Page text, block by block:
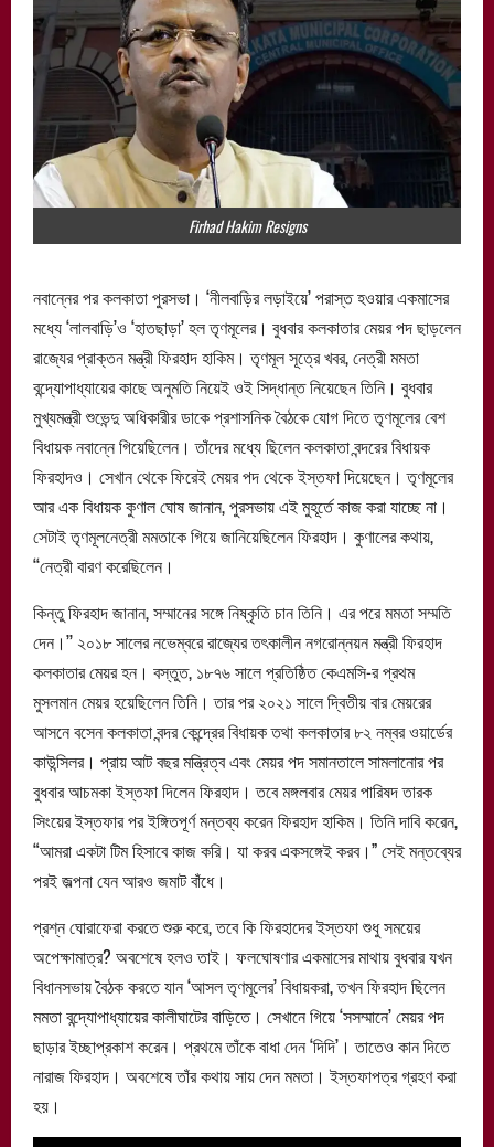
Firhad Hakim Resigns
নবান্নের পর কলকাতা পুরসভা। ‘নীলবাড়ির লড়াইয়ে’ পরাস্ত হওয়ার একমাসের
মধ্যে ‘লালবাড়ি’ও ‘হাতছাড়া’ হল তৃণমূলের। বুধবার কলকাতার মেয়র পদ ছাড়লেন
রাজ্যের প্রাক্তন মন্ত্রী ফিরহাদ হাকিম। তৃণমূল সূত্রে খবর, নেত্রী মমতা
বন্দ্যোপাধ্যায়ের কাছে অনুমতি নিয়েই ওই সিদ্ধান্ত নিয়েছেন তিনি। বুধবার
মুখ্যমন্ত্রী শুভেন্দু অধিকারীর ডাকে প্রশাসনিক বৈঠকে যোগ দিতে তৃণমূলের বেশ
বিধায়ক নবান্নে গিয়েছিলেন। তাঁদের মধ্যে ছিলেন কলকাতা বন্দরের বিধায়ক
ফিরহাদও। সেখান থেকে ফিরেই মেয়র পদ থেকে ইস্তফা দিয়েছেন। তৃণমূলের
আর এক বিধায়ক কুণাল ঘোষ জানান, পুরসভায় এই মুহূর্তে কাজ করা যাচ্ছে না।
সেটাই তৃণমূলনেত্রী মমতাকে গিয়ে জানিয়েছিলেন ফিরহাদ। কুণালের কথায়,
‘‘নেত্রী বারণ করেছিলেন।
কিন্তু ফিরহাদ জানান, সম্মানের সঙ্গে নিষ্কৃতি চান তিনি। এর পরে মমতা সম্মতি
দেন।’’ ২০১৮ সালের নভেম্বরে রাজ্যের তৎকালীন নগরোন্নয়ন মন্ত্রী ফিরহাদ
কলকাতার মেয়র হন। বস্তুত, ১৮৭৬ সালে প্রতিষ্ঠিত কেএমসি-র প্রথম
মুসলমান মেয়র হয়েছিলেন তিনি। তার পর ২০২১ সালে দ্বিতীয় বার মেয়রের
আসনে বসেন কলকাতা বন্দর কেন্দ্রের বিধায়ক তথা কলকাতার ৮২ নম্বর ওয়ার্ডের
কাউন্সিলর। প্রায় আট বছর মন্ত্রিত্ব এবং মেয়র পদ সমানতালে সামলানোর পর
বুধবার আচমকা ইস্তফা দিলেন ফিরহাদ। তবে মঙ্গলবার মেয়র পারিষদ তারক
সিংয়ের ইস্তফার পর ইঙ্গিতপূর্ণ মন্তব্য করেন ফিরহাদ হাকিম। তিনি দাবি করেন,
“আমরা একটা টিম হিসাবে কাজ করি। যা করব একসঙ্গেই করব।” সেই মন্তব্যের
পরই জল্পনা যেন আরও জমাট বাঁধে।
প্রশ্ন ঘোরাফেরা করতে শুরু করে, তবে কি ফিরহাদের ইস্তফা শুধু সময়ের
অপেক্ষামাত্র? অবশেষে হলও তাই। ফলঘোষণার একমাসের মাথায় বুধবার যখন
বিধানসভায় বৈঠক করতে যান ‘আসল তৃণমূলের’ বিধায়করা, তখন ফিরহাদ ছিলেন
মমতা বন্দ্যোপাধ্যায়ের কালীঘাটের বাড়িতে। সেখানে গিয়ে ‘সসম্মানে’ মেয়র পদ
ছাড়ার ইচ্ছাপ্রকাশ করেন। প্রথমে তাঁকে বাধা দেন ‘দিদি’। তাতেও কান দিতে
নারাজ ফিরহাদ। অবশেষে তাঁর কথায় সায় দেন মমতা। ইস্তফাপত্র গ্রহণ করা
হয়।